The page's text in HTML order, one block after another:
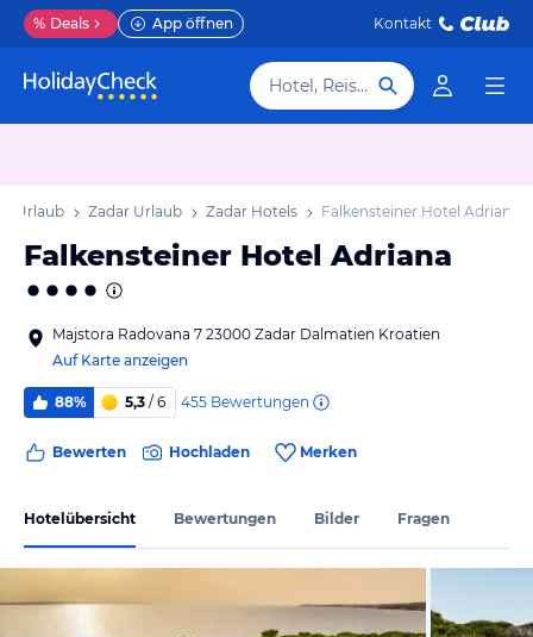
% Deals App öffnen Kontakt
Hotel, Reiseziel
Urlaub Zadar Urlaub Zadar Hotels Falkensteiner Hotel Adriana
Falkensteiner Hotel Adriana
Majstora Radovana 7 23000 Zadar Dalmatien Kroatien
Auf Karte anzeigen
88% 5,3 / 6 455 Bewertungen
Bewerten Hochladen Merken
Hotelübersicht Bewertungen Bilder Fragen